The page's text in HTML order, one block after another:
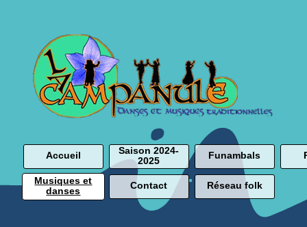
Accueil
Saison 2024-
2025
Funambals
Musiques et
danses
Contact Réseau folk